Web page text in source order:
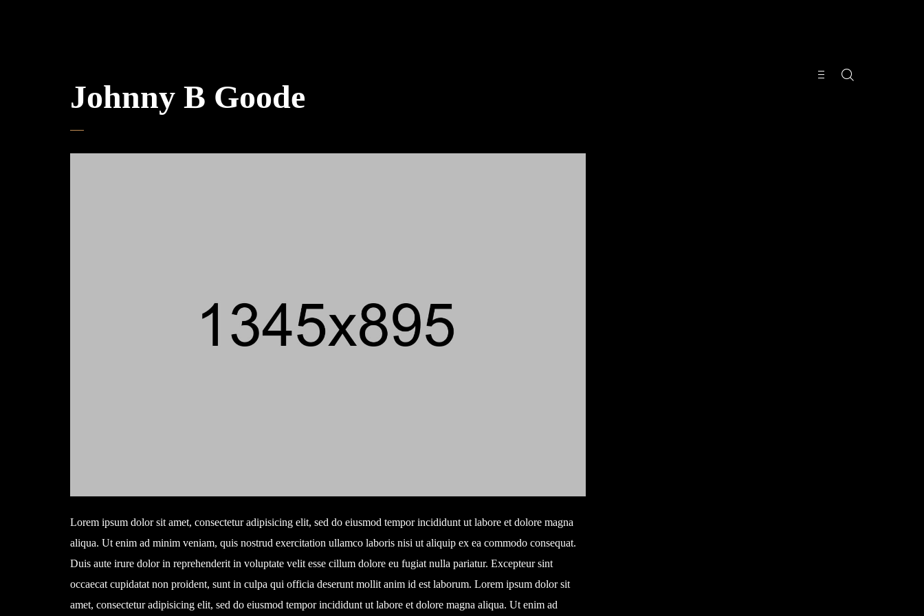
Johnny B Goode
Lorem ipsum dolor sit amet, consectetur adipisicing elit, sed do eiusmod tempor incididunt ut labore et dolore magna
aliqua. Ut enim ad minim veniam, quis nostrud exercitation ullamco laboris nisi ut aliquip ex ea commodo consequat.
Duis aute irure dolor in reprehenderit in voluptate velit esse cillum dolore eu fugiat nulla pariatur. Excepteur sint
occaecat cupidatat non proident, sunt in culpa qui officia deserunt mollit anim id est laborum. Lorem ipsum dolor sit
amet, consectetur adipisicing elit, sed do eiusmod tempor incididunt ut labore et dolore magna aliqua. Ut enim ad